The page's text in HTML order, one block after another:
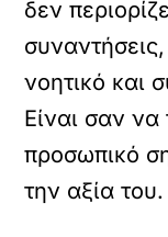
δεν
νοητικό και
Είναι σαν να
προσωπικό
την αξία του.